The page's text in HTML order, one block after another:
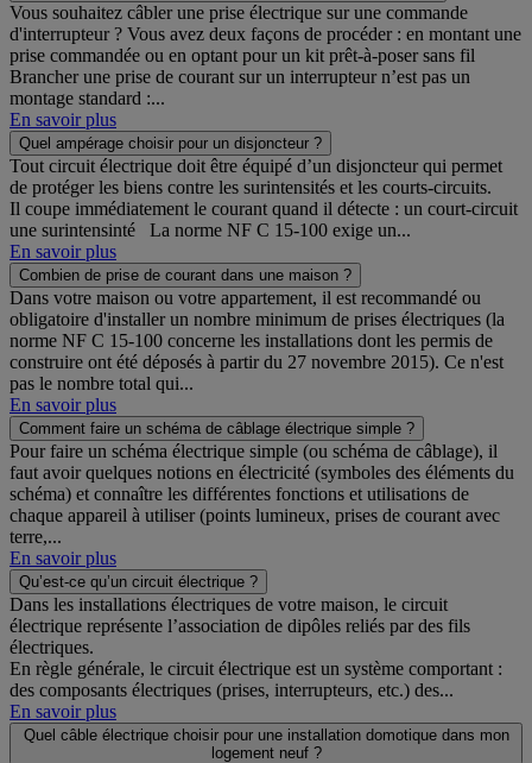
Vous souhaitez câbler une prise électrique sur une commande
d'interrupteur ? Vous avez deux façons de procéder : en montant une
prise commandée ou en optant pour un kit prêt-à-poser sans fil
Brancher une prise de courant sur un interrupteur n’est pas un
montage standard :...
En savoir plus
Quel ampérage choisir pour un disjoncteur ?
Tout circuit électrique doit être équipé d’un disjoncteur qui permet
de protéger les biens contre les surintensités et les courts-circuits.
Il coupe immédiatement le courant quand il détecte : un court-circuit
une surintensinté La norme NF C 15-100 exige un...
En savoir plus
Combien de prise de courant dans une maison ?
Dans votre maison ou votre appartement, il est recommandé ou
obligatoire d'installer un nombre minimum de prises électriques (la
norme NF C 15-100 concerne les installations dont les permis de
construire ont été déposés à partir du 27 novembre 2015). Ce n'est
pas le nombre total qui...
En savoir plus
Comment faire un schéma de câblage électrique simple ?
Pour faire un schéma électrique simple (ou schéma de câblage), il
faut avoir quelques notions en électricité (symboles des éléments du
schéma) et connaître les différentes fonctions et utilisations de
chaque appareil à utiliser (points lumineux, prises de courant avec
terre,...
En savoir plus
Qu’est-ce qu’un circuit électrique ?
Dans les installations électriques de votre maison, le circuit
électrique représente l’association de dipôles reliés par des fils
électriques.
En règle générale, le circuit électrique est un système comportant :
des composants électriques (prises, interrupteurs, etc.) des...
En savoir plus
Quel câble électrique choisir pour une installation domotique dans mon
logement neuf ?